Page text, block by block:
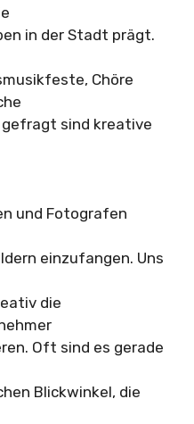
in der Stadt prägt.
Chöre
gefragt sind kreative
und Fotografen
einzufangen. Uns
die
Oft sind es gerade
Blickwinkel, die